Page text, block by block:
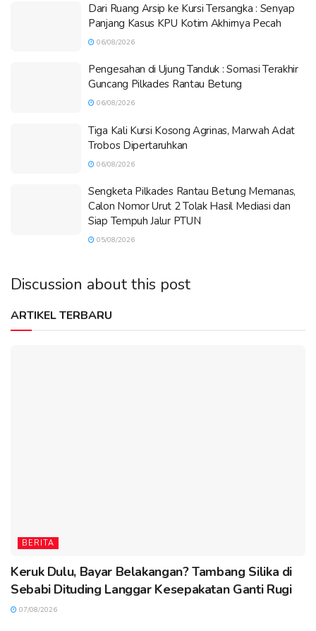
Dari Ruang Arsip ke Kursi Tersangka : Senyap
Panjang Kasus KPU Kotim Akhirnya Pecah
06/08/2026
Pengesahan di Ujung Tanduk : Somasi Terakhir
Guncang Pilkades Rantau Betung
06/08/2026
Tiga Kali Kursi Kosong Agrinas, Marwah Adat
Trobos Dipertaruhkan
06/08/2026
Sengketa Pilkades Rantau Betung Memanas,
Calon Nomor Urut 2 Tolak Hasil Mediasi dan
Siap Tempuh Jalur PTUN
05/08/2026
Discussion about this post
ARTIKEL TERBARU
BERITA
Keruk Dulu, Bayar Belakangan? Tambang Silika di
Sebabi Dituding Langgar Kesepakatan Ganti Rugi
07/08/2026